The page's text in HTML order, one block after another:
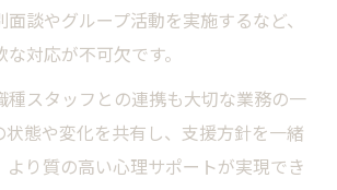
談やグループ活動を実施するなど、
対応が不可欠です。
種スタッフとの連携も大切な業務の一
状態や変化を共有し、支援方針を一緒
より質の高い心理サポートが実現でき